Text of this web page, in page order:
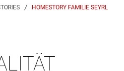
HOMESTORY FAMILIE SEYRL